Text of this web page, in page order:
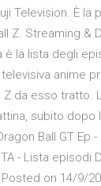
Television. È
Z. Streaming &
è la lista degli
anime
Z da esso tratto.
subito dopo
Ball GT Ep
- Lista episodi
on 14/9/